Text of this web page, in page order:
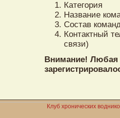
Категория
Название
Состав
Контактный
связи)
Внимание! Любая